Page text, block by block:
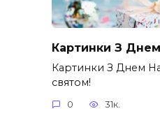
Картинки З
Картинки З Днем
святом!
0 31к.